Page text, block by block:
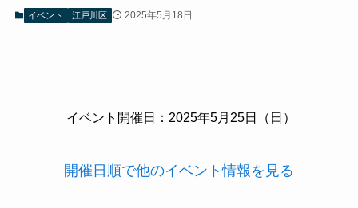
イベント 江戸川区 2025年5月18日
イベント開催日：2025年5月25日（日）
開催日順で他のイベント情報を見る